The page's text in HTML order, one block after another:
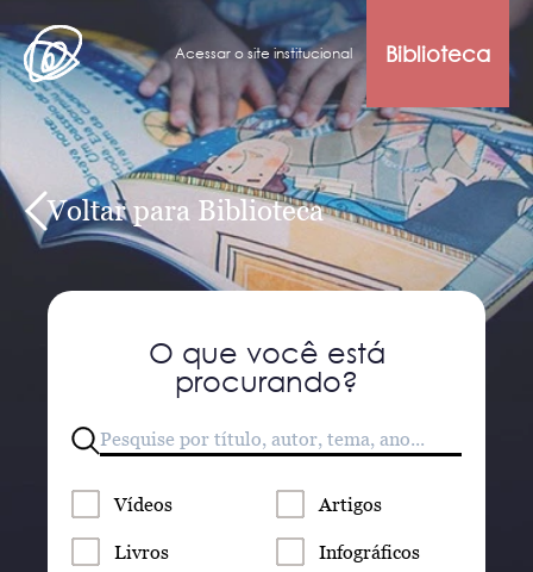
Acessar o site institucional Biblioteca
Voltar para Biblioteca
O que você está
procurando?
Vídeos Artigos
Livros Infográficos